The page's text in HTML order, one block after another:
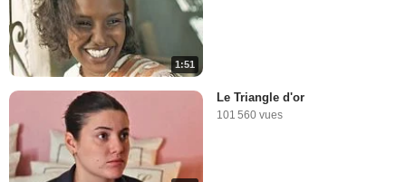
1:51
Le Triangle d'or
101 560 vues